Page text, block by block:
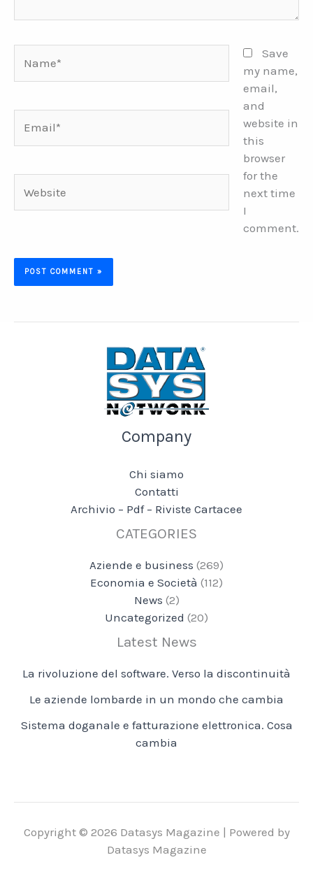
Save
my name,
email,
and
website in
this
browser
for the
next time
I
comment.
Company
Chi siamo
Contatti
Archivio – Pdf – Riviste Cartacee
CATEGORIES
Aziende e business (269)
Economia e Società (112)
News (2)
Uncategorized (20)
Latest News
La rivoluzione del software. Verso la discontinuità
Le aziende lombarde in un mondo che cambia
Sistema doganale e fatturazione elettronica. Cosa
cambia
Copyright © 2026 Datasys Magazine | Powered by
Datasys Magazine